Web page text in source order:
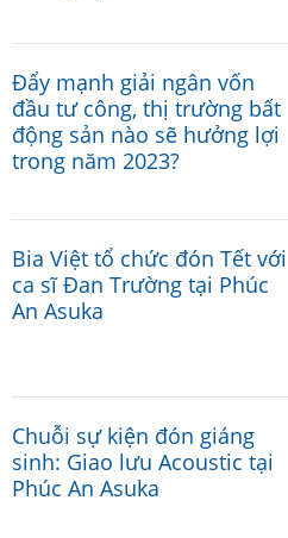
Đẩy mạnh giải ngân vốn
đầu tư công, thị trường bất
động sản nào sẽ hưởng lợi
trong năm 2023?
Bia Việt tổ chức đón Tết với
ca sĩ Đan Trường tại Phúc
An Asuka
Chuỗi sự kiện đón giáng
sinh: Giao lưu Acoustic tại
Phúc An Asuka